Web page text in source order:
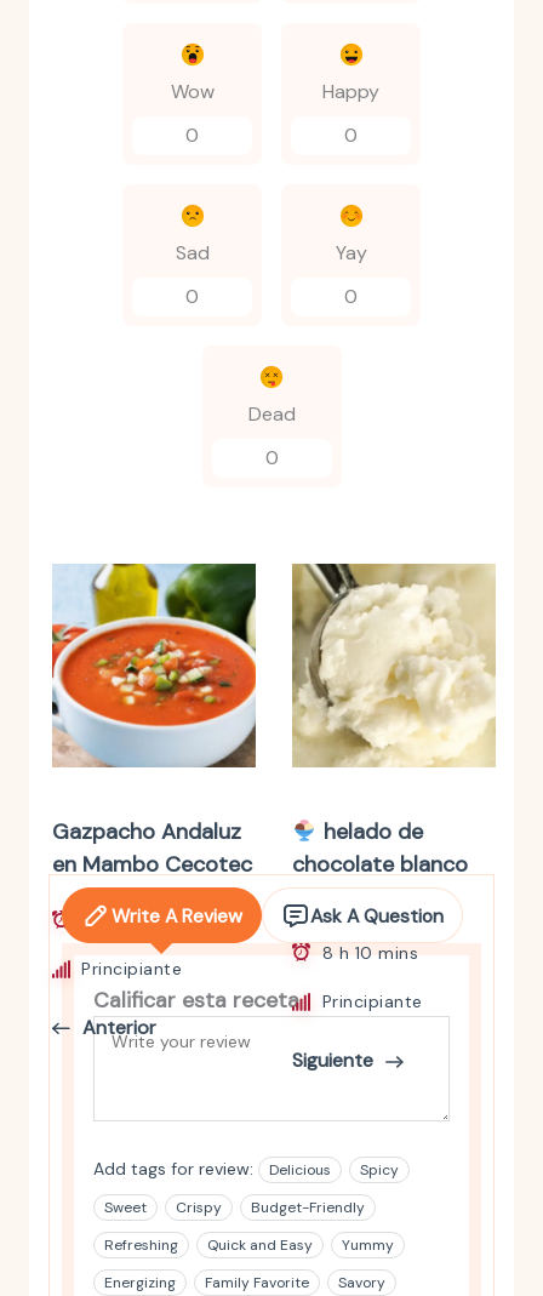
Wow
0
Happy
0
Sad
0
Yay
0
Dead
0
Gazpacho Andaluz
en Mambo Cecotec
10 mins
Principiante
Anterior
helado de
chocolate blanco
en Thermomix
8 h 10 mins
Principiante
Siguiente
Write A Review Ask A Question
Calificar esta receta
Add tags for review: Delicious
Spicy
Sweet
Crispy
Budget-Friendly
Refreshing
Quick and Easy
Yummy
Energizing
Family Favorite
Savory